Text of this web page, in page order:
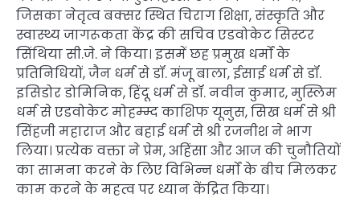
जिसका नेतृत्व बक्सर स्थित चिराग शिक्षा, संस्कृति और
स्वास्थ्य जागरूकता केंद्र की सचिव एडवोकेट सिस्टर
सिंथिया सी.जे. ने किया। इसमें छह प्रमुख धर्मों के
प्रतिनिधियों, जैन धर्म से डॉ. मंजू बाला, ईसाई धर्म से डॉ.
इसिडोर डोमिनिक, हिंदू धर्म से डॉ. नवीन कुमार, मुस्लिम
धर्म से एडवोकेट मोहम्म्द काशिफ यूनुस, सिख धर्म से श्री
सिंहजी महाराज और बहाई धर्म से श्री रजनीश ने भाग
लिया। प्रत्येक वक्ता ने प्रेम, अहिंसा और आज की चुनौतियों
का सामना करने के लिए विभिन्न धर्मों के बीच मिलकर
काम करने के महत्व पर ध्यान केंद्रित किया।